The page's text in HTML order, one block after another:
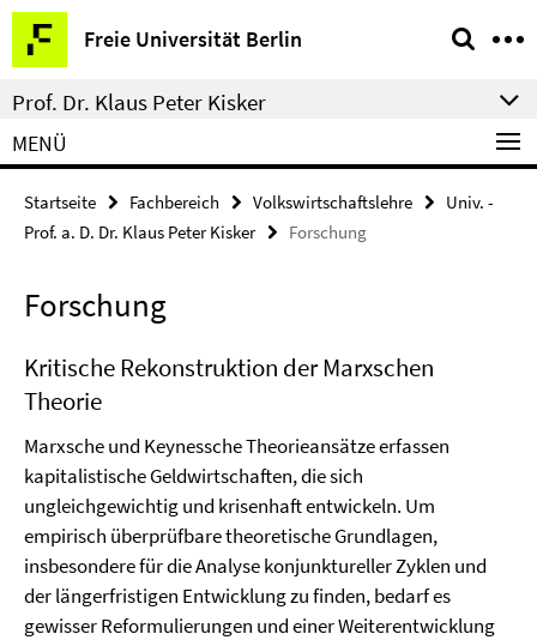
Springe
direkt
zu
Inhalt
Freie Universität Berlin
Service-
Navigation
Prof. Dr. Klaus Peter Kisker
MENÜ
Startseite Fachbereich Volkswirtschaftslehre
Univ. -
Prof. a. D. Dr. Klaus Peter Kisker
Forschung
Forschung
Kritische Rekonstruktion der Marxschen
Theorie
Marxsche und Keynessche Theorieansätze erfassen
kapitalistische Geldwirtschaften, die sich
ungleichgewichtig und krisenhaft entwickeln. Um
empirisch überprüfbare theoretische Grundlagen,
insbesondere für die Analyse konjunktureller Zyklen und
der längerfristigen Entwicklung zu finden, bedarf es
gewisser Reformulierungen und einer Weiterentwicklung